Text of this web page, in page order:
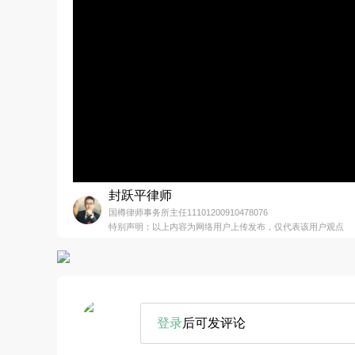
封跃平律师
国樽律师事务所主任11101200910478076
特别声明：以上内容为网络用户上传发布，仅代表该用户观点
登录后可发评论